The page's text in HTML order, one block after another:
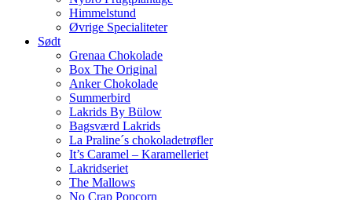
Himmelstund
Øvrige Specialiteter
Sødt
Grenaa Chokolade
Box The Original
Anker Chokolade
Summerbird
Lakrids By Bülow
Bagsværd Lakrids
La Praline´s chokoladetrøfler
It’s Caramel – Karamelleriet
Lakridseriet
The Mallows
No Crap Popcorn